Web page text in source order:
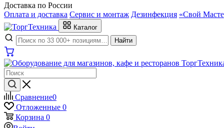
Доставка по России
Оплата и доставка Сервис и монтаж Дезинфекция «Свой
Каталог
Найти
Сравнение0
Отложенные 0
Корзина 0